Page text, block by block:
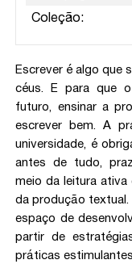
Coleção:
Escrever é algo que
céus. E para que
futuro, ensinar a
escrever bem. A
universidade, é
antes de tudo,
meio da leitura ativa
da produção
espaço de
partir de
práticas